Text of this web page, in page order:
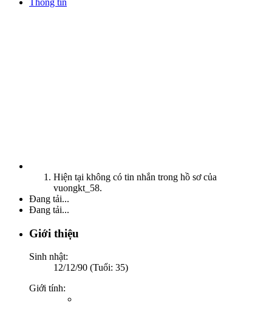
Thông tin
Hiện tại không có tin nhắn trong hồ sơ của
vuongkt_58.
Đang tải...
Đang tải...
Giới thiệu
Sinh nhật:
12/12/90 (Tuổi: 35)
Giới tính: